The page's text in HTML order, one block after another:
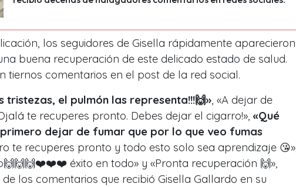
los seguidores de Gisella rápidamente aparecieron
buena recuperación de este delicado estado de salud.
tiernos comentarios en el post de la red social.
tristezas, el pulmón las representa!!!🙌» , «A dejar de
te recuperes pronto. Debes dejar el cigarro!», «Qué
dejar de fumar que por lo que veo fumas
te recuperes pronto y todo esto solo sea aprendizaje 😘»,
éxito en todo» y «Pronta recuperación 🙌»,
los comentarios que recibió Gisella Gallardo en su